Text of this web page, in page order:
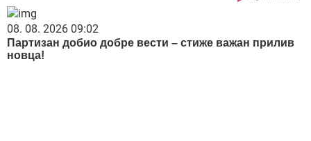
08. 08. 2026 09:02
Партизан добио добре вести – стиже важан прилив
новца!